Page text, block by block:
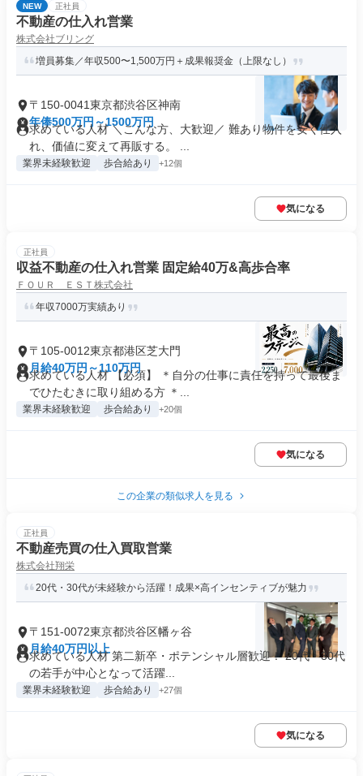
NEW 正社員
不動産の仕入れ営業
株式会社ブリング
増員募集／年収500〜1,500万円＋成果報奨金（上限なし）
〒150-0041東京都渋谷区神南
年俸500万円～1500万円
求めている人材 ＼こんな方、大歓迎／ 難あり物件を安く仕入
れ、価値に変えて再販する。 ...
業界未経験歓迎 歩合給あり +12個
気になる
正社員
収益不動産の仕入れ営業 固定給40万&高歩合率
ＦＯＵＲ ＥＳＴ株式会社
年収7000万実績あり
〒105-0012東京都港区芝大門
月給40万円～110万円
求めている人材 【必須】 ＊自分の仕事に責任を持って最後ま
でひたむきに取り組める方 ＊...
業界未経験歓迎 歩合給あり +20個
気になる
この企業の類似求人を見る
正社員
不動産売買の仕入買取営業
株式会社翔栄
20代・30代が未経験から活躍！成果×高インセンティブが魅力
〒151-0072東京都渋谷区幡ヶ谷
月給40万円以上
求めている人材 第二新卒・ポテンシャル層歓迎！ 20代・30代
の若手が中心となって活躍...
業界未経験歓迎 歩合給あり +27個
気になる